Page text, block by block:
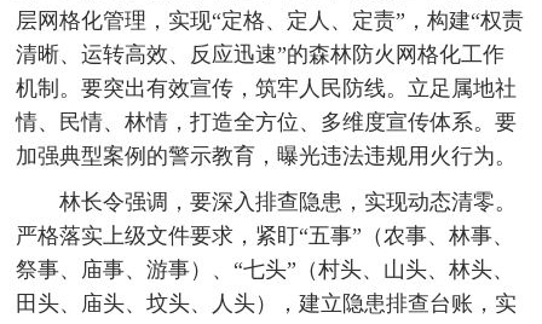
层网格化管理，实现“定格、定人、定责”，构建“权责
清晰、运转高效、反应迅速”的森林防火网格化工作
机制。要突出有效宣传，筑牢人民防线。立足属地社
情、民情、林情，打造全方位、多维度宣传体系。要
加强典型案例的警示教育，曝光违法违规用火行为。
林长令强调，要深入排查隐患，实现动态清零。
严格落实上级文件要求，紧盯“五事”（农事、林事、
祭事、庙事、游事）、“七头”（村头、山头、林头、
田头、庙头、坟头、人头），建立隐患排查台账，实